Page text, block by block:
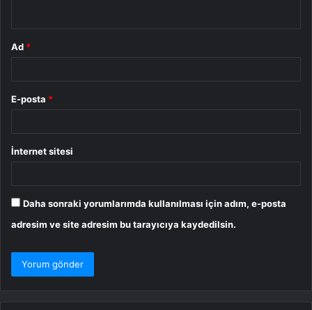
Ad *
E-posta *
İnternet sitesi
Daha sonraki yorumlarımda kullanılması için adım, e-posta
adresim ve site adresim bu tarayıcıya kaydedilsin.